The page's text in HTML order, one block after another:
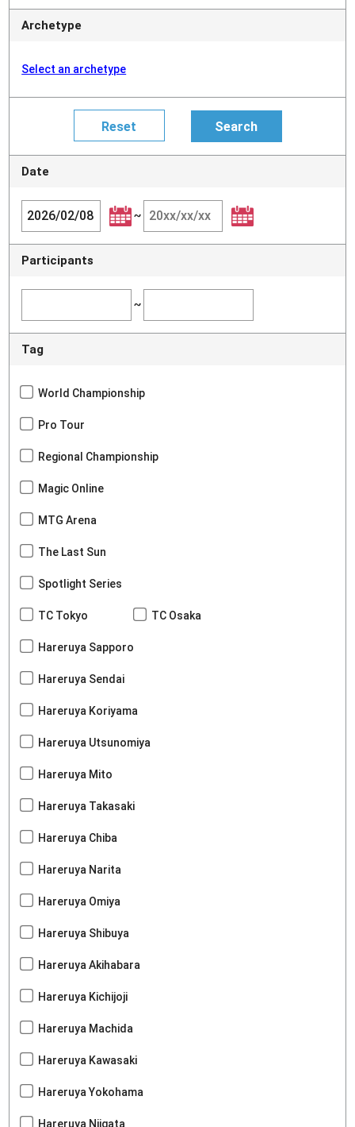
Archetype
Select an archetype
Date
~
Participants
~
Tag
World Championship
Pro Tour
Regional Championship
Magic Online
MTG Arena
The Last Sun
Spotlight Series
TC Tokyo TC Osaka
Hareruya Sapporo
Hareruya Sendai
Hareruya Koriyama
Hareruya Utsunomiya
Hareruya Mito
Hareruya Takasaki
Hareruya Chiba
Hareruya Narita
Hareruya Omiya
Hareruya Shibuya
Hareruya Akihabara
Hareruya Kichijoji
Hareruya Machida
Hareruya Kawasaki
Hareruya Yokohama
Hareruya Niigata